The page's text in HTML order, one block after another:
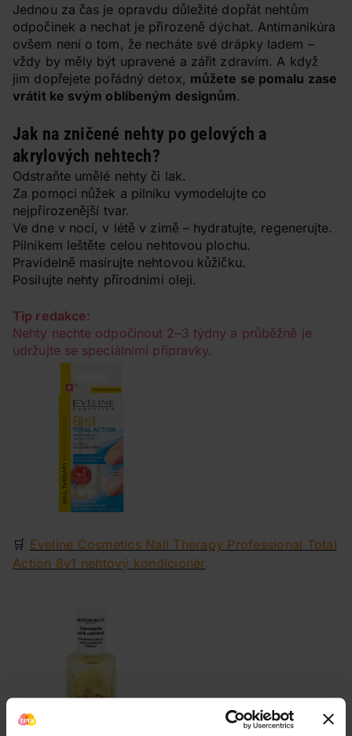
Jednou za čas je opravdu důležité dopřát nehtům
odpočinek a nechat je přirozeně dýchat. Antimanikúra
ovšem není o tom, že necháte své drápky ladem –
vždy by měly být upravené a zářit zdravím. A když
jim dopřejete pořádný detox, můžete se pomalu zase
vrátit ke svým oblíbeným designům.
Jak na zničené nehty po gelových a
akrylových nehtech?
Odstraňte umělé nehty či lak.
Za pomoci nůžek a pilníku vymodelujte co
nejpřirozenější tvar.
Ve dne v noci, v létě v zimě – hydratujte, regenerujte.
Pilníkem leštěte celou nehtovou plochu.
Pravidelně masírujte nehtovou kůžičku.
Posilujte nehty přírodními oleji.
Tip redakce:
Nehty nechte odpočinout 2–3 týdny a průběžně je
udržujte se speciálními přípravky.
🛒 Eveline Cosmetics Nail Therapy Professional Total
Action 8v1 nehtový kondicionér